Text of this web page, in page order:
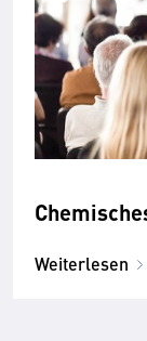
Weiterlesen